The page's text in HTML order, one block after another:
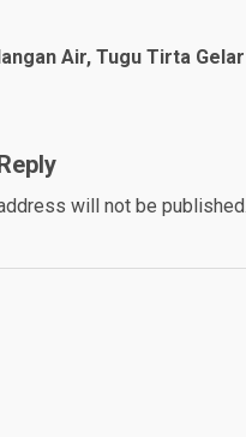
Air, Tugu Tirta
will not be published.